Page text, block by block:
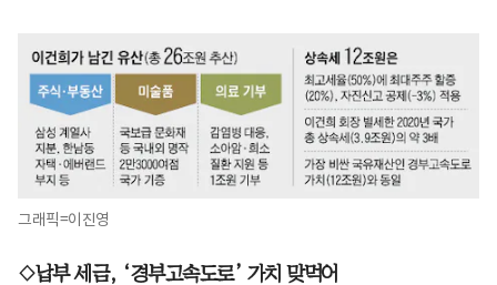
그래픽=이진영
◇납부 세금, ‘경부고속도로’ 가치 맞먹어